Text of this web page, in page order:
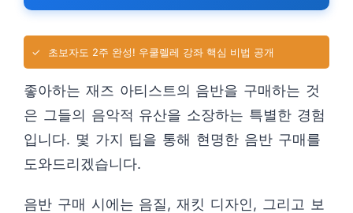
✓ 초보자도 2주 완성! 우쿨렐레 강좌 핵심 비법 공개
좋아하는 재즈 아티스트의 음반을 구매하는 것
은 그들의 음악적 유산을 소장하는 특별한 경험
입니다. 몇 가지 팁을 통해 현명한 음반 구매를
도와드리겠습니다.
음반 구매 시에는 음질, 재킷 디자인, 그리고 보